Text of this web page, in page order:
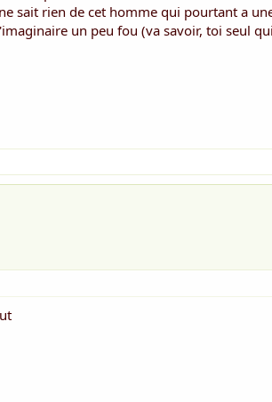
sait rien de cet homme qui pourtant a
un peu fou (va savoir, toi seul